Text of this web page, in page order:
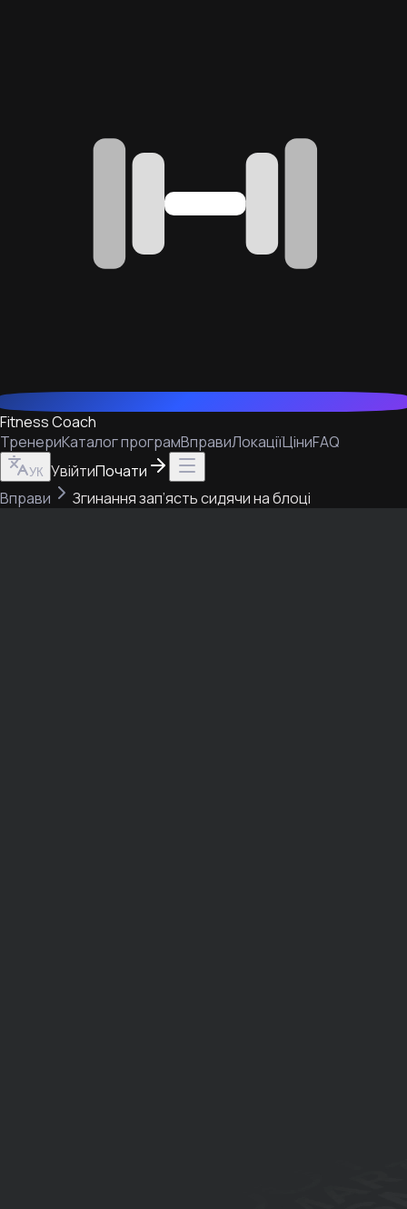
Fitness Coach
ТренериКаталог програмВправиЛокаціїЦіниFAQ
УК УвійтиПочати
Вправи
Згинання зап’ясть сидячи на блоці